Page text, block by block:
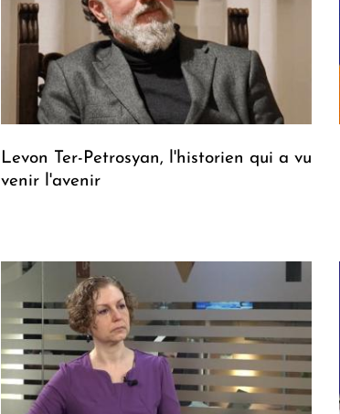
Levon Ter-Petrosyan, l'historien qui a vu
venir l'avenir